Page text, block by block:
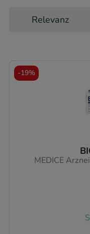
MEDICE
-19%